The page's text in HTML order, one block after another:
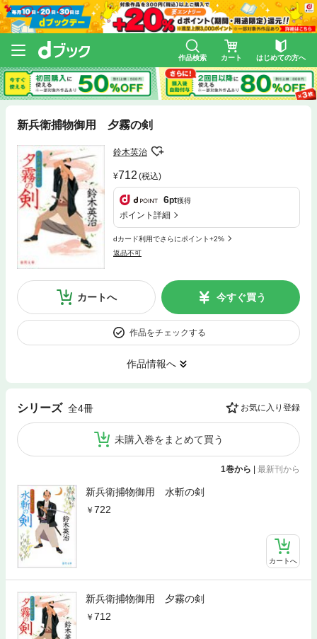
作品検索 カート はじめての方へ
新兵衛捕物御用 夕霧の剣
鈴木英治
712 (税込)
6pt獲得
ポイント詳細
dカード利用でさらにポイント+2%
返品不可
カートへ 今すぐ買う
作品をチェックする
作品情報へ
シリーズ 全4冊 お気に入り登録
未購入巻をまとめて買う
1巻から | 最新刊から
新兵衛捕物御用 水斬の剣
722
カートへ
新兵衛捕物御用 夕霧の剣
712